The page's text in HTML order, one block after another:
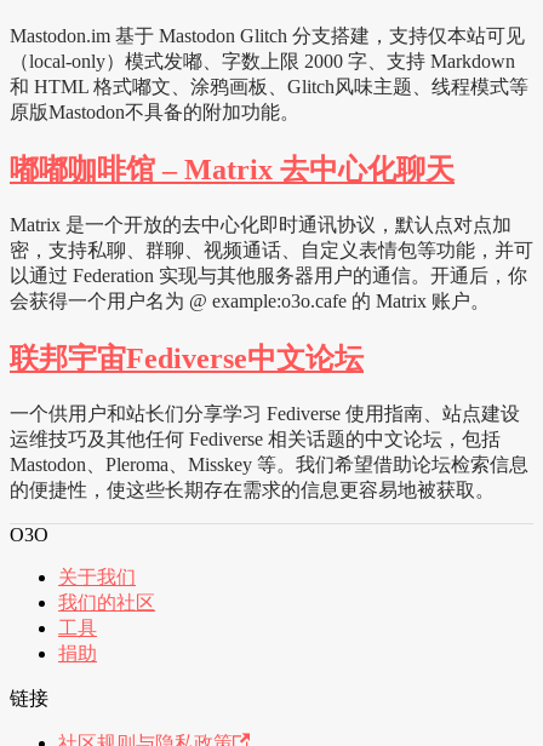
Mastodon.im 基于 Mastodon Glitch 分支搭建，支持仅本站可见
（local-only）模式发嘟、字数上限 2000 字、支持 Markdown
和 HTML 格式嘟文、涂鸦画板、Glitch风味主题、线程模式等
原版Mastodon不具备的附加功能。
嘟嘟咖啡馆 – Matrix 去中心化聊天
Matrix 是一个开放的去中心化即时通讯协议，默认点对点加
密，支持私聊、群聊、视频通话、自定义表情包等功能，并可
以通过 Federation 实现与其他服务器用户的通信。开通后，你
会获得一个用户名为 @ example:o3o.cafe 的 Matrix 账户。
联邦宇宙Fediverse中文论坛
一个供用户和站长们分享学习 Fediverse 使用指南、站点建设
运维技巧及其他任何 Fediverse 相关话题的中文论坛，包括
Mastodon、Pleroma、Misskey 等。我们希望借助论坛检索信息
的便捷性，使这些长期存在需求的信息更容易地被获取。
O3O
关于我们
我们的社区
工具
捐助
链接